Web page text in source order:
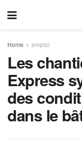
Home emploi
Les
Express
des
dans le